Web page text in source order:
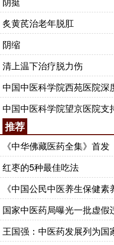
炙黄芪治老年脱肛
阴缩
清上温下治疗脱力伤
中国中医科学院望京医院
推荐
《中华佛藏医药全集》首发
红枣的5种最佳吃法
《中国公民中医养生保健
国家中医药局曝光一批虚假
王国强：中医药发展列为国